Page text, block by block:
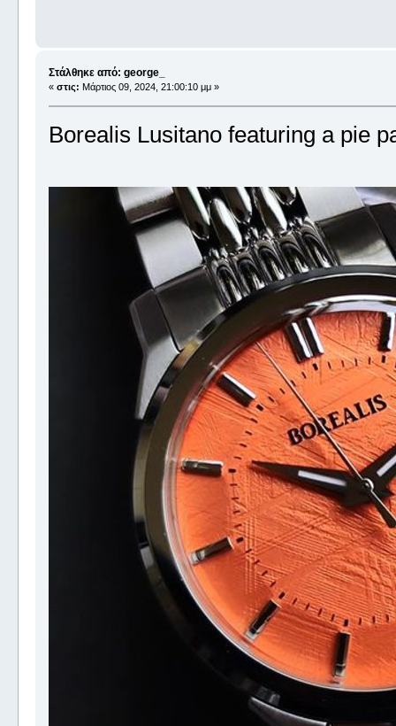
Στάλθηκε από: george_
« στις: Μάρτιος 09, 2024, 21:00:10 μμ »
Borealis Lusitano featuring a pie